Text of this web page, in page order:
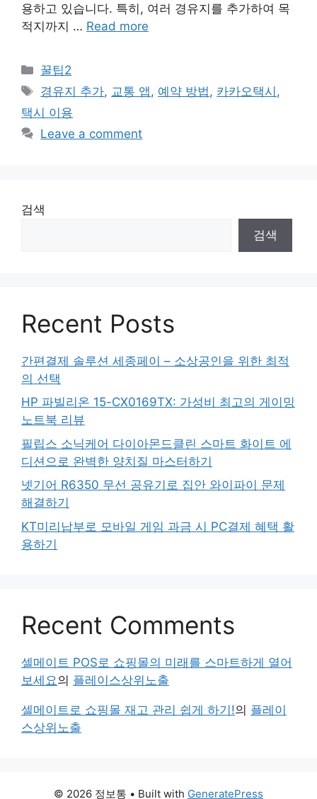
용하고 있습니다. 특히, 여러 경유지를 추가하여 목
적지까지 … Read more
Categories
꿀팁2
Tags
경유지 추가, 교통 앱 , 예약 방법 , 카카오택시 ,
택시 이용
Leave a comment
검색
검색
Recent Posts
간편결제 솔루션 세종페이 – 소상공인을 위한 최적
의 선택
HP 파빌리온 15-CX0169TX: 가성비 최고의 게이밍
노트북 리뷰
필립스 소닉케어 다이아몬드클린 스마트 화이트 에
디션으로 완벽한 양치질 마스터하기
넷기어 R6350 무선 공유기로 집안 와이파이 문제
해결하기
KT미리납부로 모바일 게임 과금 시 PC결제 혜택 활
용하기
Recent Comments
셀메이트 POS로 쇼핑몰의 미래를 스마트하게 열어
보세요의 플레이스상위노출
셀메이트로 쇼핑몰 재고 관리 쉽게 하기!의 플레이
스상위노출
© 2026 정보통 • Built with GeneratePress